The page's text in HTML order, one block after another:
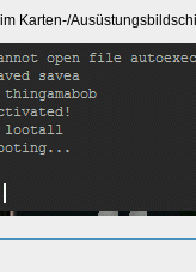
Karten-/